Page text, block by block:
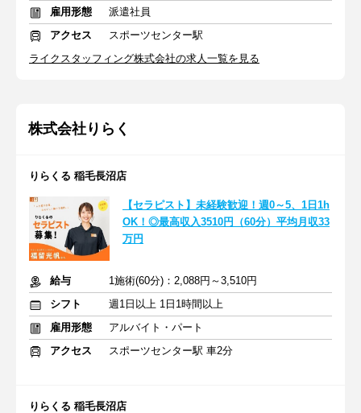
雇用形態
派遣社員
アクセス
スポーツセンター駅
ライクスタッフィング株式会社の求人一覧を見る
株式会社りらく
りらくる 稲毛長沼店
【セラピスト】未経験歓迎！週0～5、1日1h
OK！◎最高収入3510円（60分）平均月収33
万円
給与
1施術(60分)：2,088円～3,510円
シフト
週1日以上 1日1時間以上
雇用形態
アルバイト・パート
アクセス
スポーツセンター駅 車2分
りらくる 稲毛長沼店